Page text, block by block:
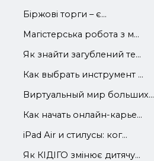
Біржові торги – є...
Магістерська робота з м...
Як знайти загублений те...
Как выбрать инструмент ...
Виртуальный мир больших...
Как начать онлайн-карье...
iРad Аir и стилусы: ког...
Як КІДІГО змінює дитячу...